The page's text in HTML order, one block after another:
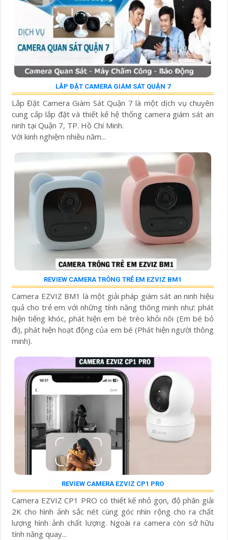
LẮP ĐẶT CAMERA GIÁM SÁT QUẬN 7
Lắp Đặt Camera Giám Sát Quận 7 là một dịch vụ chuyên
cung cấp lắp đặt và thiết kế hệ thống camera giám sát an
ninh tại Quận 7, TP. Hồ Chí Minh.
Với kinh nghiệm nhiều năm...
REVIEW CAMERA TRÔNG TRẺ EM EZVIZ BM1
Camera EZVIZ BM1 là một giải pháp giám sát an ninh hiệu
quả cho trẻ em với những tính năng thông minh như: phát
hiện tiếng khóc, phát hiện em bé trèo khỏi nôi (Em bé bỏ
đi), phát hiện hoạt động của em bé (Phát hiện người thông
minh).
REVIEW CAMERA EZVIZ CP1 PRO
Camera EZVIZ CP1 PRO có thiết kế nhỏ gọn, độ phân giải
2K cho hình ảnh sắc nét cùng góc nhìn rộng cho ra chất
lượng hình ảnh chất lượng. Ngoài ra camera còn sở hữu
tính năng quay...